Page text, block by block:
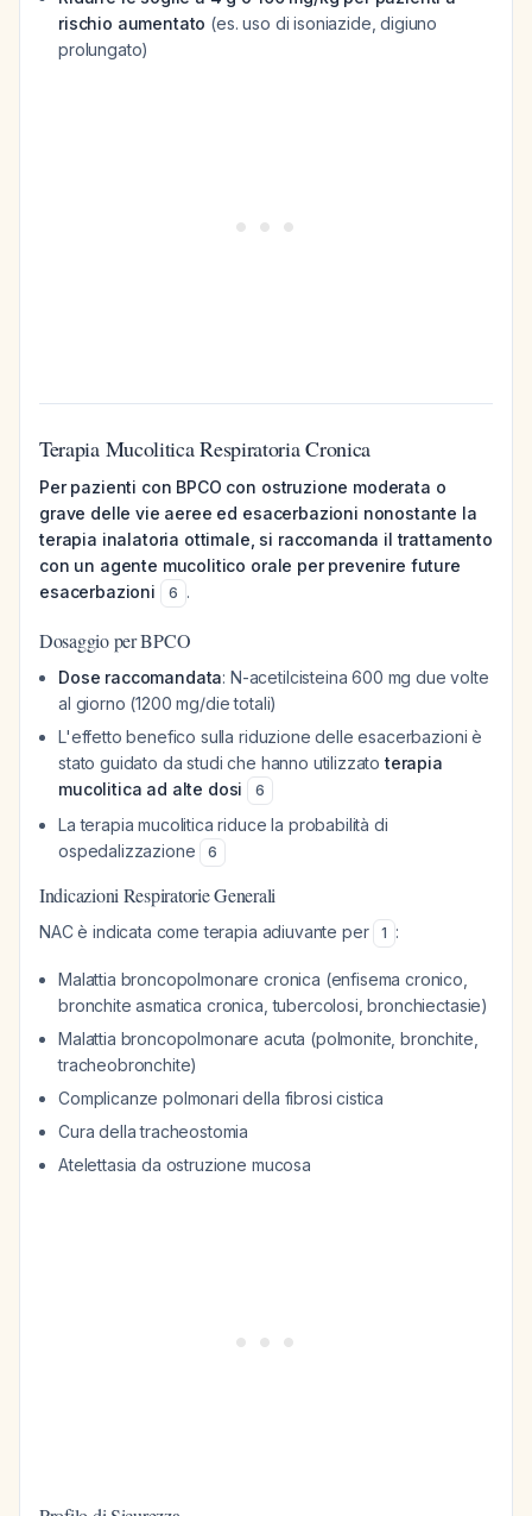
rischio aumentato (es. uso di isoniazide, digiuno
prolungato)
Terapia Mucolitica Respiratoria Cronica
Per pazienti con BPCO con ostruzione moderata o
grave delle vie aeree ed esacerbazioni nonostante la
terapia inalatoria ottimale, si raccomanda il trattamento
con un agente mucolitico orale per prevenire future
esacerbazioni
6 .
Dosaggio per BPCO
Dose raccomandata: N-acetilcisteina 600 mg due volte
al giorno (1200 mg/die totali)
L'effetto benefico sulla riduzione delle esacerbazioni è
stato guidato da studi che hanno utilizzatoterapia
mucolitica ad alte dosi
6
La terapia mucolitica riduce la probabilità di
ospedalizzazione
6
Indicazioni Respiratorie Generali
NAC è indicata come terapia adiuvante per 1 :
Malattia broncopolmonare cronica (enfisema cronico,
bronchite asmatica cronica, tubercolosi, bronchiectasie)
Malattia broncopolmonare acuta (polmonite, bronchite,
tracheobronchite)
Complicanze polmonari della fibrosi cistica
Cura della tracheostomia
Atelettasia da ostruzione mucosa